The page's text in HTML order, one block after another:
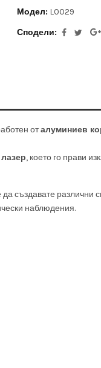
Модел: L0029
Сподели:
оталуминиев
, което го прави
да създавате
наблюдения.